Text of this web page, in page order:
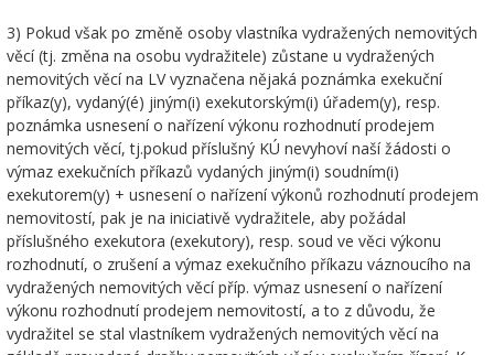
3) Pokud však po změně osoby vlastníka vydražených nemovitých
věcí (tj. změna na osobu vydražitele) zůstane u vydražených
nemovitých věcí na LV vyznačena nějaká poznámka exekuční
příkaz(y), vydaný(é) jiným(i) exekutorským(i) úřadem(y), resp.
poznámka usnesení o nařízení výkonu rozhodnutí prodejem
nemovitých věcí, tj.pokud příslušný KÚ nevyhoví naší žádosti o
výmaz exekučních příkazů vydaných jiným(i) soudním(i)
exekutorem(y) + usnesení o nařízení výkonů rozhodnutí prodejem
nemovitostí, pak je na iniciativě vydražitele, aby požádal
příslušného exekutora (exekutory), resp. soud ve věci výkonu
rozhodnutí, o zrušení a výmaz exekučního příkazu váznoucího na
vydražených nemovitých věcí příp. výmaz usnesení o nařízení
výkonu rozhodnutí prodejem nemovitostí, a to z důvodu, že
vydražitel se stal vlastníkem vydražených nemovitých věcí na